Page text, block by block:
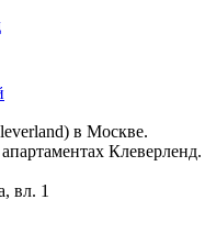
в Москве.
Клеверленд.
вл. 1